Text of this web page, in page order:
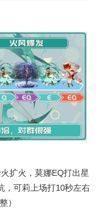
扩火，莫娜EQ打出星
，可莉上场打10秒左右
）